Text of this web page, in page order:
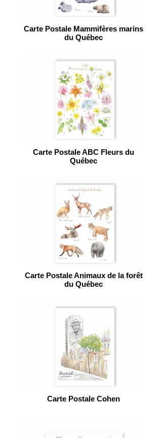
Carte Postale Mammifères marins
du Québec
Carte Postale ABC Fleurs du
Québec
Carte Postale Animaux de la forêt
du Québec
Carte Postale Cohen